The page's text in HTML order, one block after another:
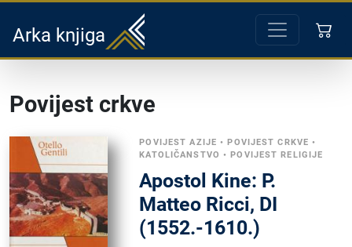
Arka knjiga
Povijest crkve
POVIJEST AZIJE •POVIJEST CRKVE •
KATOLIČANSTVO •POVIJEST RELIGIJE
Apostol Kine: P.
Matteo Ricci, DI
(1552.-1610.)